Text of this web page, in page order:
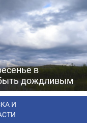
в
дождливым
И